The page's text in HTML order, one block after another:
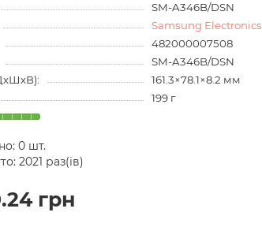
SM-A346B/DSN
Samsung Electronics
482000007508
SM-A346B/DSN
161.3×78.1×8.2 мм
199 г
0 шт.
2021 раз(ів)
грн